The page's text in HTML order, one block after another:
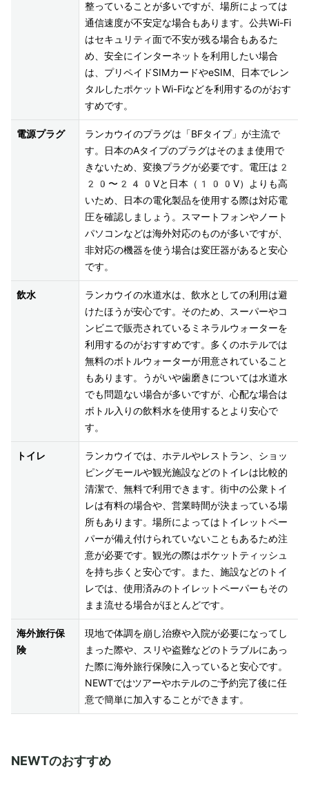
整っていることが多いですが、場所によっては
通信速度が不安定な場合もあります。公共Wi-Fi
はセキュリティ面で不安が残る場合もあるた
め、安全にインターネットを利用したい場合
は、プリペイドSIMカードやeSIM、日本でレン
タルしたポケットWi-Fiなどを利用するのがおす
電源プラグ
ランカウイのプラグは「BFタイプ」が主流で
す。日本のAタイプのプラグはそのまま使用で
きないため、変換プラグが必要です。電圧は2
20〜240Vと日本（100V）よりも高
いため、日本の電化製品を使用する際は対応電
圧を確認しましょう。スマートフォンやノート
パソコンなどは海外対応のものが多いですが、
非対応の機器を使う場合は変圧器があると安心
です。
飲水
ランカウイの水道水は、飲水としての利用は避
けたほうが安心です。そのため、スーパーやコ
ンビニで販売されているミネラルウォーターを
利用するのがおすすめです。多くのホテルでは
無料のボトルウォーターが用意されていること
もあります。うがいや歯磨きについては水道水
でも問題ない場合が多いですが、心配な場合は
ボトル入りの飲料水を使用するとより安心で
す。
トイレ
ランカウイでは、ホテルやレストラン、ショッ
ピングモールや観光施設などのトイレは比較的
清潔で、無料で利用できます。街中の公衆トイ
レは有料の場合や、営業時間が決まっている場
所もあります。場所によってはトイレットペー
パーが備え付けられていないこともあるため注
意が必要です。観光の際はポケットティッシュ
を持ち歩くと安心です。また、施設などのトイ
レでは、使用済みのトイレットペーパーもその
まま流せる場合がほとんどです。
海外旅行保
険
現地で体調を崩し治療や入院が必要になってし
まった際や、スリや盗難などのトラブルにあっ
た際に海外旅行保険に入っていると安心です。
NEWTではツアーやホテルのご予約完了後に任
意で簡単に加入することができます。
NEWTのおすすめ